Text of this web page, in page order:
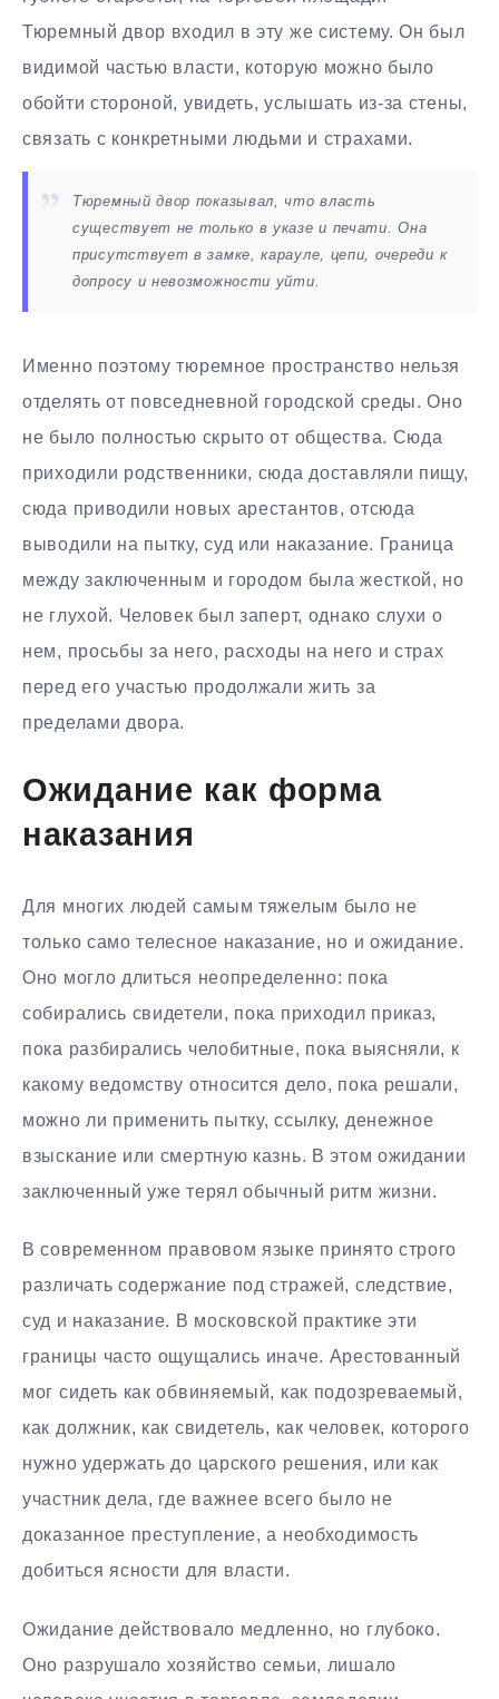
Тюремный двор входил в эту же систему. Он был
видимой частью власти, которую можно было
обойти стороной, увидеть, услышать из-за стены,
связать с конкретными людьми и страхами.
Тюремный двор показывал, что власть
существует не только в указе и печати. Она
присутствует в замке, карауле, цепи, очереди к
допросу и невозможности уйти.
Именно поэтому тюремное пространство нельзя
отделять от повседневной городской среды. Оно
не было полностью скрыто от общества. Сюда
приходили родственники, сюда доставляли пищу,
сюда приводили новых арестантов, отсюда
выводили на пытку, суд или наказание. Граница
между заключенным и городом была жесткой, но
не глухой. Человек был заперт, однако слухи о
нем, просьбы за него, расходы на него и страх
перед его участью продолжали жить за
пределами двора.
Ожидание как форма
наказания
Для многих людей самым тяжелым было не
только само телесное наказание, но и ожидание.
Оно могло длиться неопределенно: пока
собирались свидетели, пока приходил приказ,
пока разбирались челобитные, пока выясняли, к
какому ведомству относится дело, пока решали,
можно ли применить пытку, ссылку, денежное
взыскание или смертную казнь. В этом ожидании
заключенный уже терял обычный ритм жизни.
В современном правовом языке принято строго
различать содержание под стражей, следствие,
суд и наказание. В московской практике эти
границы часто ощущались иначе. Арестованный
мог сидеть как обвиняемый, как подозреваемый,
как должник, как свидетель, как человек, которого
нужно удержать до царского решения, или как
участник дела, где важнее всего было не
доказанное преступление, а необходимость
добиться ясности для власти.
Ожидание действовало медленно, но глубоко.
Оно разрушало хозяйство семьи, лишало